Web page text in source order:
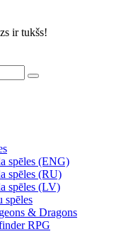
ir tukšs!
spēles (ENG)
spēles (RU)
spēles (LV)
spēles
& Dragons
RPG